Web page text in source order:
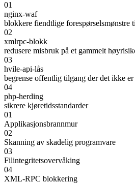
01
nginx-waf
blokkere fiendtlige forespørselsmønstre
02
xmlrpc-blokk
redusere misbruk på et gammelt
03
hvile-api-lås
begrense offentlig tilgang der det ikke
04
php-herding
sikrere kjøretidsstandarder
01
Applikasjonsbrannmur
02
Skanning av skadelig programvare
03
Filintegritetsovervåking
04
XML-RPC blokkering